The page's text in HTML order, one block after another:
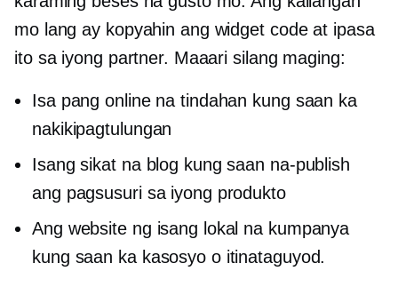
mo lang ay kopyahin ang widget code at ipasa
ito sa iyong partner. Maaari silang maging:
Isa pang online na tindahan kung saan ka
nakikipagtulungan
Isang sikat na blog kung saan na-publish
ang pagsusuri sa iyong produkto
Ang website ng isang lokal na kumpanya
kung saan ka kasosyo o itinataguyod.